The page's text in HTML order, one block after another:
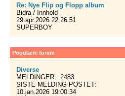
Re: Nye Flip og Flopp album
Bidra / Innhold
29.apr.2026 22:26:51
SUPERBOY
Populære forum
Diverse
MELDINGER: 2483
SISTE MELDING POSTET:
10.jan.2026 19:00:34